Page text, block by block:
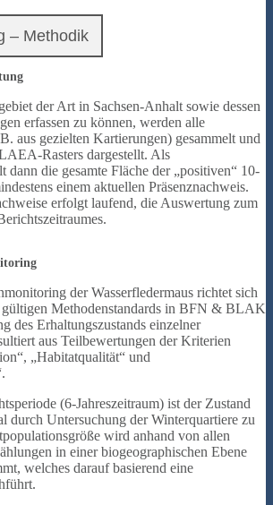
– Methodik
der Art in Sachsen-Anhalt sowie dessen
erfassen zu können, werden alle
aus gezielten Kartierungen) gesammelt und
Rasters dargestellt. Als
dann die gesamte Fläche der „positiven“ 10-
einem aktuellen Präsenznachweis.
erfolgt laufend, die Auswertung zum
der Wasserfledermaus richtet sich
gültigen Methodenstandards in BFN & BLAK
des Erhaltungszustands einzelner
aus Teilbewertungen der Kriterien
„Habitatqualität“ und
(6-Jahreszeitraum) ist der Zustand
durch Untersuchung der Winterquartiere zu
wird anhand von allen
in einer biogeographischen Ebene
welches darauf basierend eine